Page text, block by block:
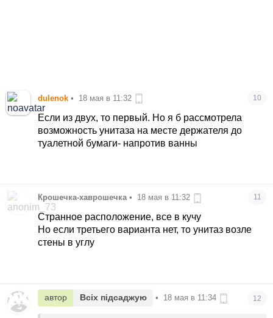
dulenok • 18 мая в 11:32 10
Если из двух, то первый. Но я б рассмотрела
возможность унитаза на месте держателя до
туалетной бумаги- напротив ванны
Крошечка-хаврошечка • 18 мая в 11:32 11
Странное расположение, все в кучу
Но если третьего варианта нет, то унитаз возле
стены в углу
автор Всіх підсаджую • 18 мая в 11:34 12